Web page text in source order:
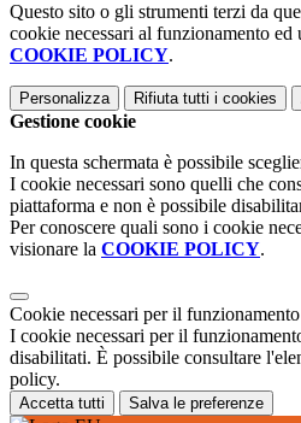
Questo sito o gli strumenti terzi da
cookie necessari al funzionamento
COOKIE POLICY.
Personalizza Rifiuta tutti i cookies
Gestione cookie
In questa schermata è possibile
I cookie necessari sono quelli che
piattaforma e non è possibile
Per conoscere quali sono i cookie
visionare la COOKIE POLICY.
Cookie necessari per il funzionamento
I cookie necessari per il
disabilitati. È possibile consultare
policy.
Accetta tutti Salva le preferenze